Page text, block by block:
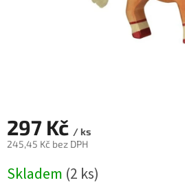
297 Kč / ks
245,45 Kč bez DPH
cena:
Skladem (2 ks)